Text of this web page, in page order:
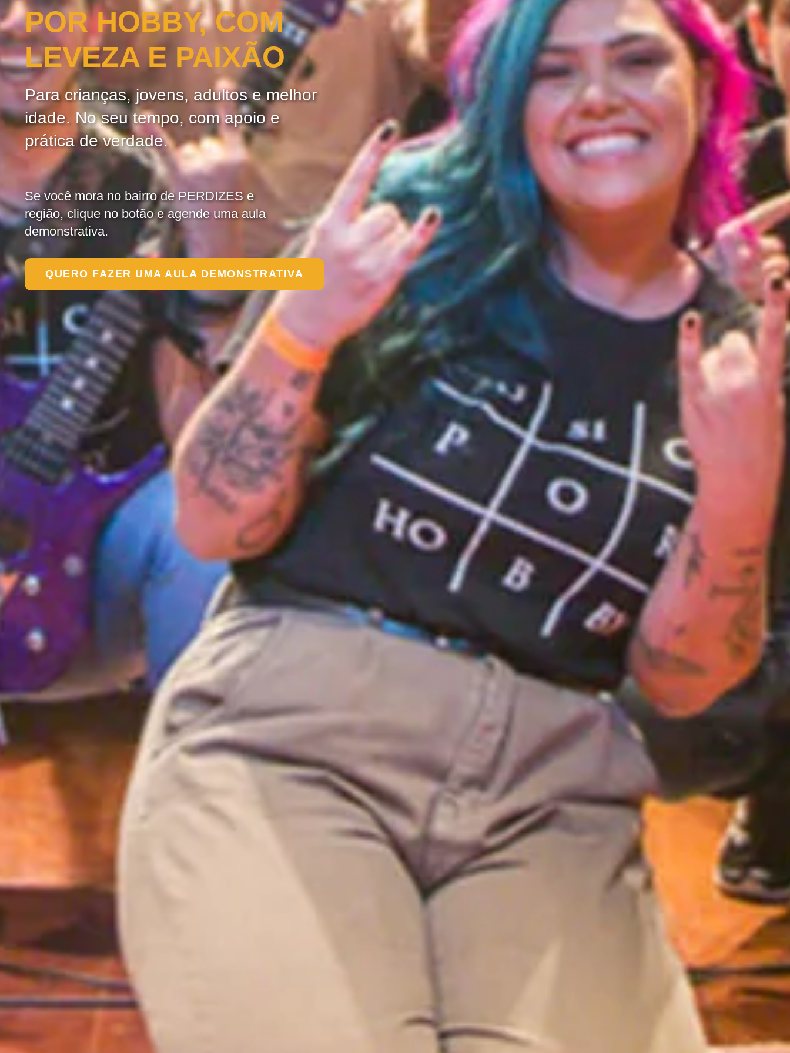
POR HOBBY, COM
LEVEZA E PAIXÃO
Para crianças, jovens, adultos e melhor
idade. No seu tempo, com apoio e
prática de verdade.
Se você mora no bairro de PERDIZES e
região, clique no botão e agende uma aula
demonstrativa.
QUERO FAZER UMA AULA DEMONSTRATIVA